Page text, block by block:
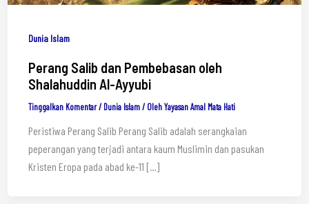
Dunia Islam
Perang Salib dan Pembebasan oleh
Shalahuddin Al-Ayyubi
Tinggalkan Komentar / Dunia Islam/ OlehYayasan Amal Mata Hati
Peristiwa Perang Salib Perang Salib adalah serangkaian
peperangan yang terjadi antara kaum Muslimin dan pasukan
Kristen Eropa pada abad ke-11 […]